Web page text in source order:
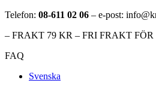
Telefon: 08-611 02 06 – e-post:
– FRAKT 79 KR – FRI FRAKT
FAQ
Svenska